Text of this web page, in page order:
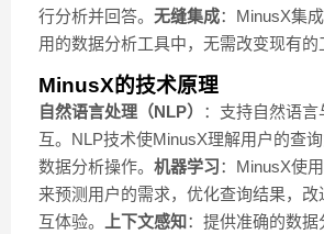
行分析并回答。 无缝集成：MinusX集
用的数据分析工具中，无需改变现有的
MinusX的技术原理
自然语言处理（NLP）
：支持自然语言
互。NLP技术使MinusX理解用户的查
数据分析操作。 机器学习：MinusX使
来预测用户的需求，优化查询结果，改
互体验。
上下文感知：提供准确的数